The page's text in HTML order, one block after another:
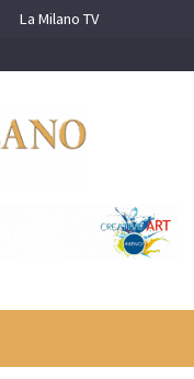
La Milano TV